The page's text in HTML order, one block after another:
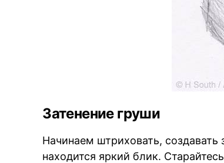
Затенение груши
Начинаем штриховать, создавать
находится яркий блик.